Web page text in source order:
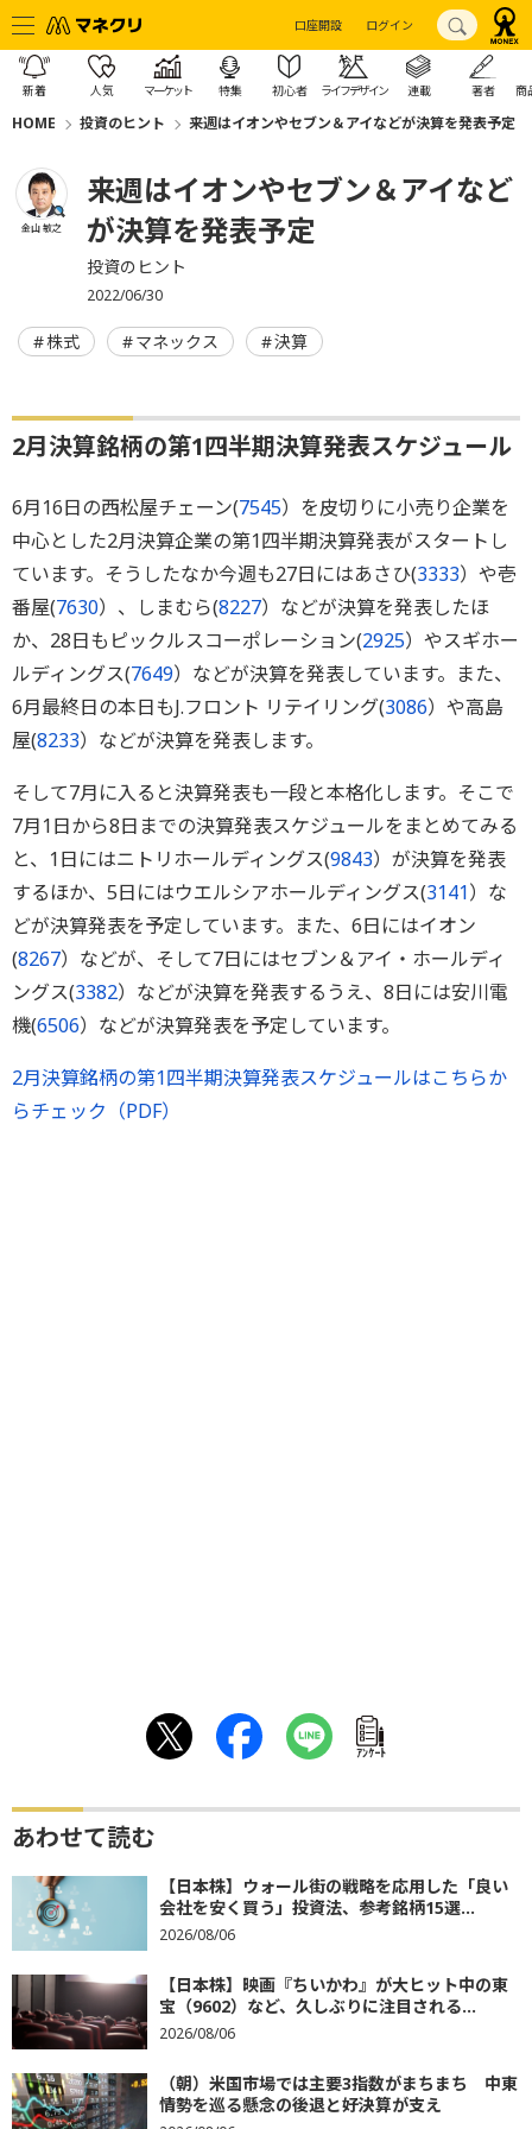
口座開設 ログイン
新着 人気 マーケット 特集 初心者 ライフデザイン 連載 著者 商
HOME 投資のヒント 来週はイオンやセブン＆アイなどが決算を発表予定
金山 敏之
来週はイオンやセブン＆アイなど
が決算を発表予定
投資のヒント
2022/06/30
株式 マネックス 決算
2月決算銘柄の第1四半期決算発表スケジュール
6月16日の西松屋チェーン(7545）を皮切りに小売り企業を
中心とした2月決算企業の第1四半期決算発表がスタートし
ています。そうしたなか今週も27日にはあさひ(3333）や壱
番屋(7630）、しまむら(8227）などが決算を発表したほ
か、28日もピックルスコーポレーション(2925）やスギホー
ルディングス(7649）などが決算を発表しています。また、
6月最終日の本日もJ.フロント リテイリング(3086）や高島
屋(8233）などが決算を発表します。
そして7月に入ると決算発表も一段と本格化します。そこで
7月1日から8日までの決算発表スケジュールをまとめてみる
と、1日にはニトリホールディングス(9843）が決算を発表
するほか、5日にはウエルシアホールディングス(3141）な
どが決算発表を予定しています。また、6日にはイオン
(8267）などが、そして7日にはセブン＆アイ・ホールディ
ングス(3382）などが決算を発表するうえ、8日には安川電
機(6506）などが決算発表を予定しています。
2月決算銘柄の第1四半期決算発表スケジュールはこちらか
らチェック（PDF）
ｱﾝｹｰﾄ
あわせて読む
【日本株】ウォール街の戦略を応用した「良い
会社を安く買う」投資法、参考銘柄15選...
2026/08/06
【日本株】映画『ちいかわ』が大ヒット中の東
宝（9602）など、久しぶりに注目される...
2026/08/06
（朝）米国市場では主要3指数がまちまち 中東
情勢を巡る懸念の後退と好決算が支え